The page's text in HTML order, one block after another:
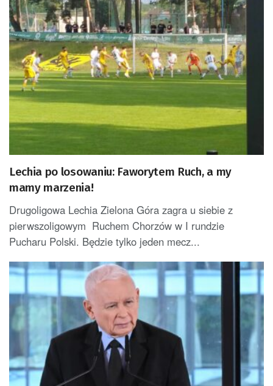
Lechia po losowaniu: Faworytem Ruch, a my
mamy marzenia!
Drugoligowa Lechia Zielona Góra zagra u siebie z
pierwszoligowym Ruchem Chorzów w I rundzie
Pucharu Polski. Będzie tylko jeden mecz...